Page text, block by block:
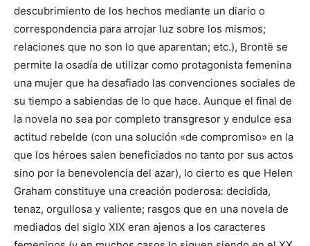
descubrimiento de los hechos mediante un diario o
correspondencia para arrojar luz sobre los mismos;
relaciones que no son lo que aparentan; etc.), Brontë se
permite la osadía de utilizar como protagonista femenina
una mujer que ha desafiado las convenciones sociales de
su tiempo a sabiendas de lo que hace. Aunque el final de
la novela no sea por completo transgresor y endulce esa
actitud rebelde (con una solución «de compromiso» en la
que los héroes salen beneficiados no tanto por sus actos
sino por la benevolencia del azar), lo cierto es que Helen
Graham constituye una creación poderosa: decidida,
tenaz, orgullosa y valiente; rasgos que en una novela de
mediados del siglo XIX eran ajenos a los caracteres